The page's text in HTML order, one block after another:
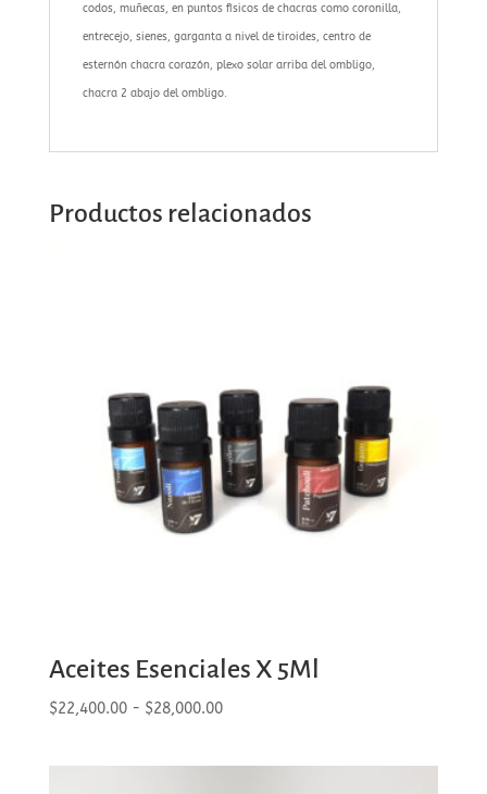
codos, muñecas, en puntos físicos de chacras como coronilla,
entrecejo, sienes, garganta a nivel de tiroides, centro de
esternón chacra corazón, plexo solar arriba del ombligo,
chacra 2 abajo del ombligo.
Productos relacionados
Aceites Esenciales X 5Ml
$22,400.00 - $28,000.00Rango